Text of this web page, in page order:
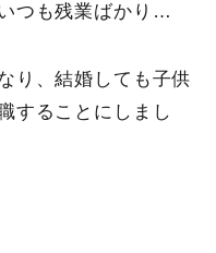
つも残業ばかり…
り、結婚しても子供
することにしまし